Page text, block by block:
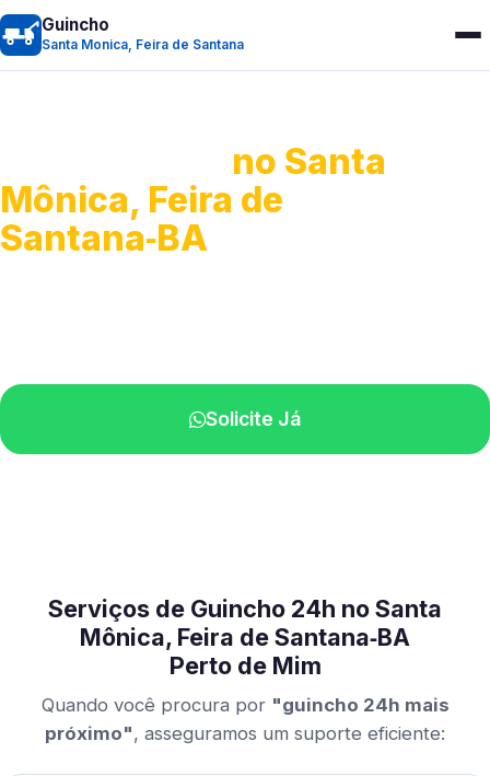
Guincho
Santa Monica, Feira de Santana
no Santa
Mônica, Feira de
Santana‑BA
Solicite Já
Serviços de Guincho 24h no Santa
Mônica, Feira de Santana‑BA
Perto de Mim
Quando você procura por "guincho 24h mais
próximo", asseguramos um suporte eficiente: